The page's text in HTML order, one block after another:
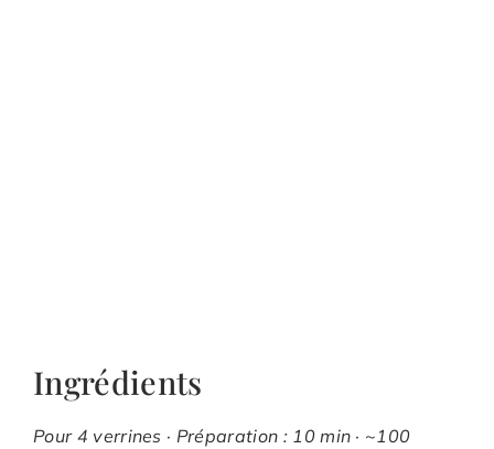
Ingrédients
Pour 4 verrines · Préparation : 10 min · ~100